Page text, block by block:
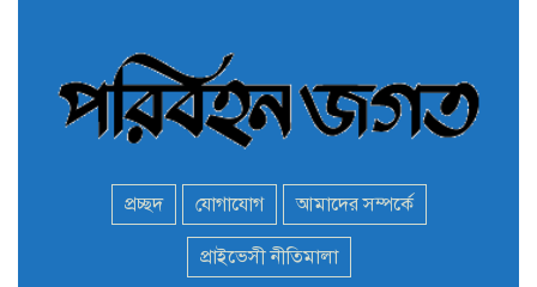
অনির্দিষ্টকালের জন্য বাংলাদেশে
মন্ত্রী এমপিদের দেশত্যাগের
হিড়িক : নিরাপদ আশ্রয়ে
প্রচ্ছদ যোগাযোগ আমাদের সম্পর্কে
প্রাইভেসী নীতিমালা